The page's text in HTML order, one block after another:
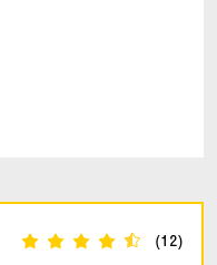
(12)